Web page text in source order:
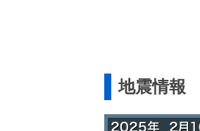
地震情報